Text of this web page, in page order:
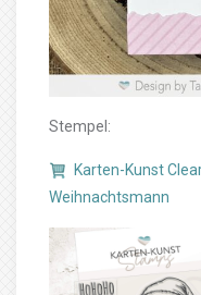
Stempel:
Karten-Kunst
Weihnachtsmann